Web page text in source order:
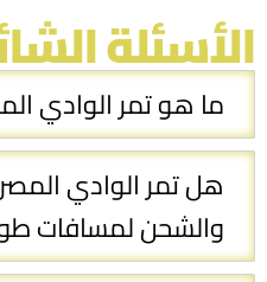
الأسئلة
ما هو تمر الوادي
هل تمر الوادي
والشحن لمسافات